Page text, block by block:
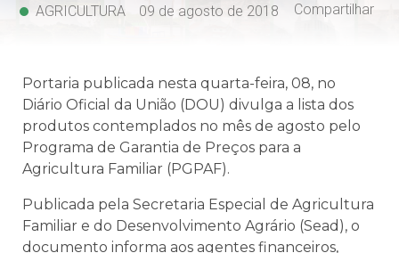
AGRICULTURA 09 de agosto de 2018 Compartilhar
Portaria publicada nesta quarta-feira, 08, no
Diário Oficial da União (DOU) divulga a lista dos
produtos contemplados no mês de agosto pelo
Programa de Garantia de Preços para a
Agricultura Familiar (PGPAF).
Publicada pela Secretaria Especial de Agricultura
Familiar e do Desenvolvimento Agrário (Sead), o
documento informa aos agentes financeiros,